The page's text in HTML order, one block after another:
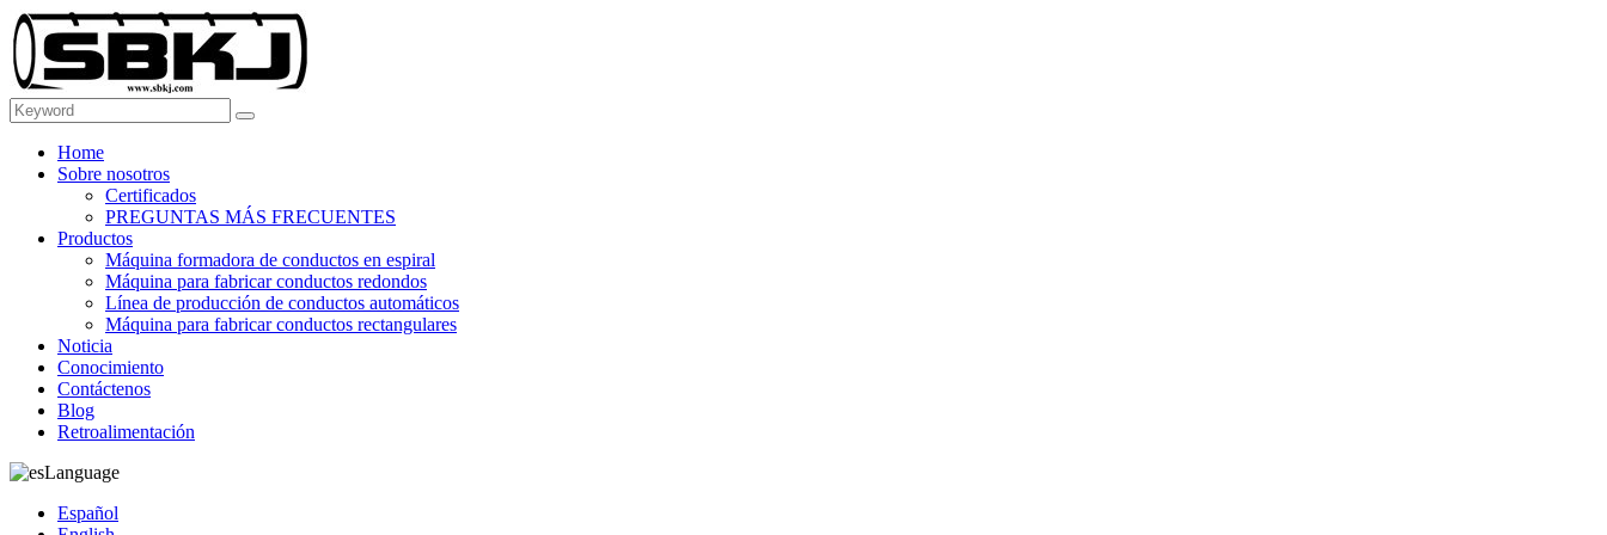
Home
Sobre nosotros
Certificados
PREGUNTAS MÁS FRECUENTES
Productos
Máquina formadora de conductos en espiral
Máquina para fabricar conductos redondos
Línea de producción de conductos automáticos
Máquina para fabricar conductos rectangulares
Noticia
Conocimiento
Contáctenos
Blog
Retroalimentación
Language
Español